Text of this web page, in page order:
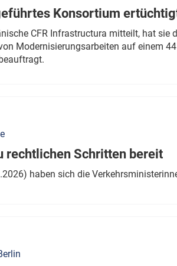
Konsortium
CFR Infrastructura mitteilt, hat
Modernisierungsarbeiten auf einem
rechtlichen Schritten bereit
haben sich die